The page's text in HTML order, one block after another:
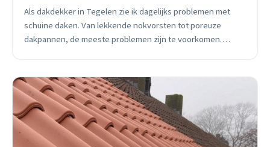
Als dakdekker in Tegelen zie ik dagelijks problemen met
schuine daken. Van lekkende nokvorsten tot poreuze
dakpannen, de meeste problemen zijn te voorkomen.